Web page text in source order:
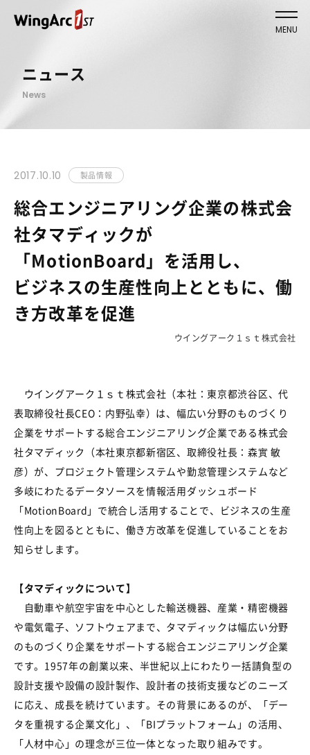
MENU
ニュース
News
2017.10.10 製品情報
総合エンジニアリング企業の株式会
社タマディックが
「MotionBoard」を活用し、
ビジネスの生産性向上とともに、働
き方改革を促進
ウイングアーク１ｓｔ株式会社
ウイングアーク１ｓｔ株式会社（本社：東京都渋谷区、代
表取締役社長CEO：内野弘幸）は、幅広い分野のものづくり
企業をサポートする総合エンジニアリング企業である株式会
社タマディック（本社東京都新宿区、取締役社長：森實 敏
彦）が、プロジェクト管理システムや勤怠管理システムなど
多岐にわたるデータソースを情報活用ダッシュボード
「MotionBoard」で統合し活用することで、ビジネスの生産
性向上を図るとともに、働き方改革を促進していることをお
知らせします。
【タマディックについて】
自動車や航空宇宙を中心とした輸送機器、産業・精密機器
や電気電子、ソフトウェアまで、タマディックは幅広い分野
のものづくり企業をサポートする総合エンジニアリング企業
です。1957年の創業以来、半世紀以上にわたり一括請負型の
設計支援や設備の設計製作、設計者の技術支援などのニーズ
に応え、成長を続けています。その背景にあるのが、「デー
タを重視する企業文化」、「BIプラットフォーム」の活用、
「人材中心」の理念が三位一体となった取り組みです。